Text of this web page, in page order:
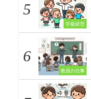
学級経営
教員の仕事